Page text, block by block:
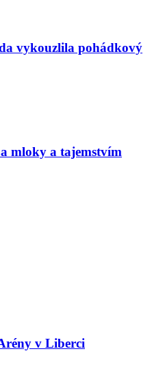
vykouzlila pohádkový
mloky a tajemstvím
v Liberci